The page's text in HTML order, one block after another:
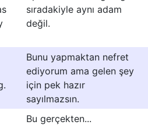
sıradakiyle aynı adam
değil.
Bunu yapmaktan nefret
ediyorum ama gelen şey
için pek hazır
sayılmazsın.
Bu gerçekten...